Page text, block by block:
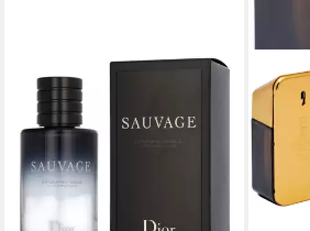
DIOR
After Shave Lotion Sauvage
Herren, Frisch-würziger Duft
mit Bergamotte, Pfeffer und
Ambroxan
109,00 €
(1.090,00 €/ 1 l)